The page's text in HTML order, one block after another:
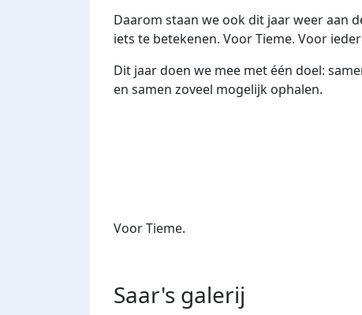
Daarom staan we ook dit jaar weer aan
iets te betekenen. Voor Tieme. Voor
Dit jaar doen we mee met één doel:
en samen zoveel mogelijk ophalen.
Voor Tieme.
Saar's galerij